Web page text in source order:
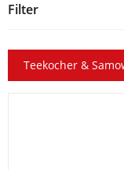
Filter
Teekocher &